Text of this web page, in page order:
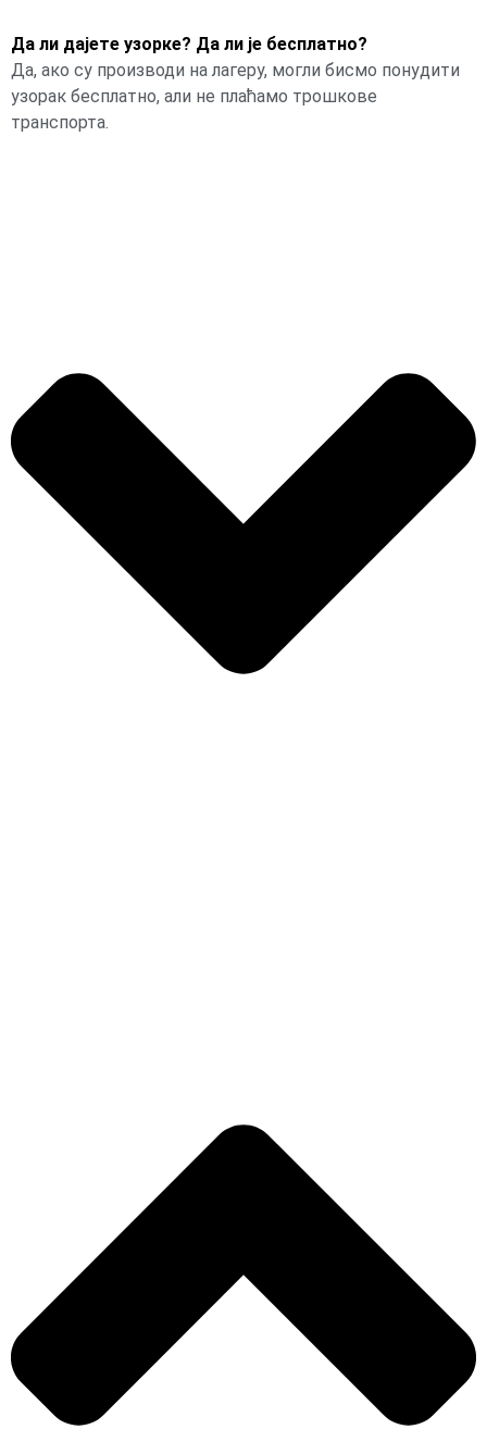
Да ли дајете узорке? Да ли је бесплатно?
Да, ако су производи на лагеру, могли бисмо понудити
узорак бесплатно, али не плаћамо трошкове
транспорта.